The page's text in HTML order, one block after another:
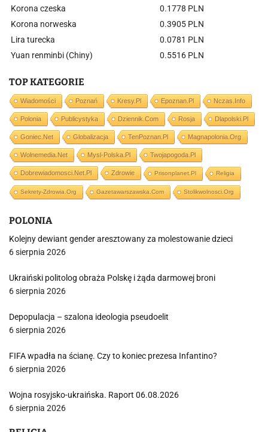
Korona czeska
0.1778 PLN
Korona norweska
0.3905 PLN
Lira turecka
0.0781 PLN
Yuan renminbi (Chiny)
0.5516 PLN
TOP KATEGORIE
Wiadomości Poznań Kresy.pl Epoznan.pl Nczas.info
Polonia Publicystyka Dziennik.com Rosja Dlapolski.pl
Goniec.net Globalizacja TenPoznan.pl Magnapolonia.org
Wolnemedia.net Mysl-Polska.pl Twojapogoda.pl
Dobrewiadomosci.net.pl Zdrowie Prisonplanet.pl Religia
Sekrety-Zdrowia.org Gazetawarszawska.com Stolikwolnosci.org
POLONIA
Kolejny dewiant gender aresztowany za molestowanie dzieci
6 sierpnia 2026
Ukraiński politolog obraża Polskę i żąda darmowej broni
6 sierpnia 2026
Depopulacja – szalona ideologia pseudoelit
6 sierpnia 2026
FIFA wpadła na ścianę. Czy to koniec prezesa Infantino?
6 sierpnia 2026
Wojna rosyjsko-ukraińska. Raport 06.08.2026
6 sierpnia 2026